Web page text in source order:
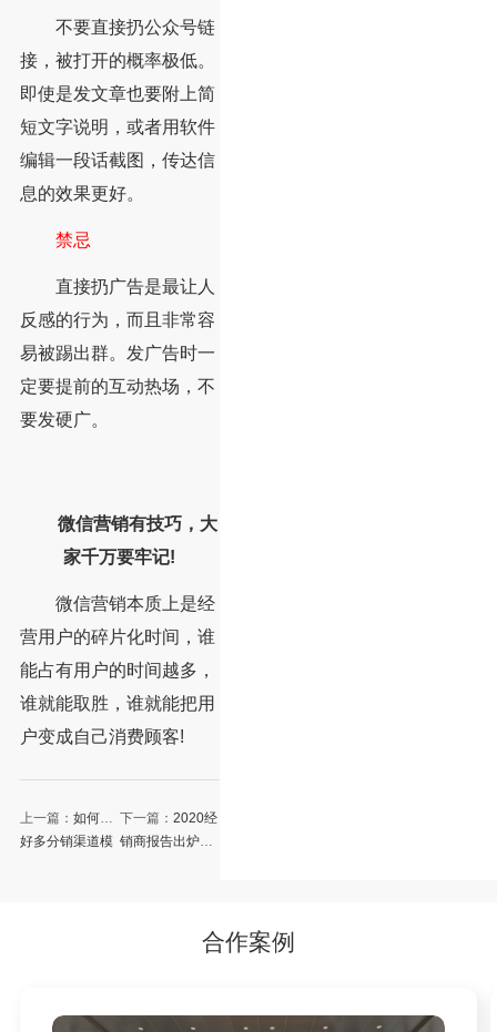
不要直接扔公众号链
接，被打开的概率极低。
即使是发文章也要附上简
短文字说明，或者用软件
编辑一段话截图，传达信
息的效果更好。
禁忌
直接扔广告是最让人
反感的行为，而且非常容
易被踢出群。发广告时一
定要提前的互动热场，不
要发硬广。
微信营销有技巧，大
家千万要牢记!
微信营销本质上是经
营用户的碎片化时间，谁
能占有用户的时间越多，
谁就能取胜，谁就能把用
户变成自己消费顾客!
上一篇： 如何做
好多分销渠道模
下一篇： 2020经
销商报告出炉！
合作案例